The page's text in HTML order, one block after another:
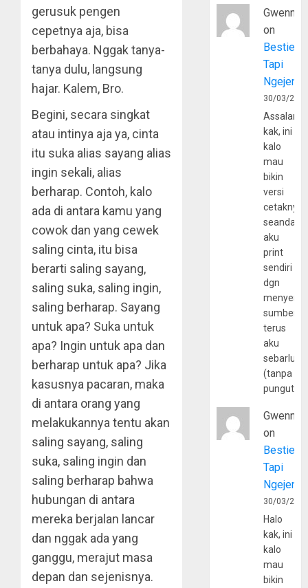
gerusuk pengen
cepetnya aja, bisa
berbahaya. Nggak tanya-
tanya dulu, langsung
hajar. Kalem, Bro.
Begini, secara singkat
atau intinya aja ya, cinta
itu suka alias sayang alias
ingin sekali, alias
berharap. Contoh, kalo
ada di antara kamu yang
cowok dan yang cewek
saling cinta, itu bisa
berarti saling sayang,
saling suka, saling ingin,
saling berharap. Sayang
untuk apa? Suka untuk
apa? Ingin untuk apa dan
berharap untuk apa? Jika
kasusnya pacaran, maka
di antara orang yang
melakukannya tentu akan
saling sayang, saling
suka, saling ingin dan
saling berharap bahwa
hubungan di antara
mereka berjalan lancar
dan nggak ada yang
ganggu, merajut masa
depan dan sejenisnya.
Gwenny
on
Bestie
Tapi
30/03/
kak, ini
kalo
mau
bikin
versi
cetaknya
aku
print
sendiri
dgn
sumber
terus
aku
(tanpa
Gwenny
on
Bestie
Tapi
30/03/
Halo
kak, ini
kalo
mau
bikin